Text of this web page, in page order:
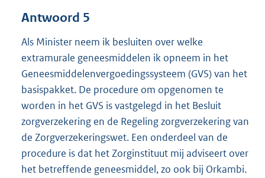
Antwoord 5
Als Minister neem ik besluiten over welke
extramurale geneesmiddelen ik opneem in het
Geneesmiddelenvergoedingssysteem (GVS) van het
basispakket. De procedure om opgenomen te
worden in het GVS is vastgelegd in het Besluit
zorgverzekering en de Regeling zorgverzekering van
de Zorgverzekeringswet. Een onderdeel van de
procedure is dat het Zorginstituut mij adviseert over
het betreffende geneesmiddel, zo ook bij Orkambi.